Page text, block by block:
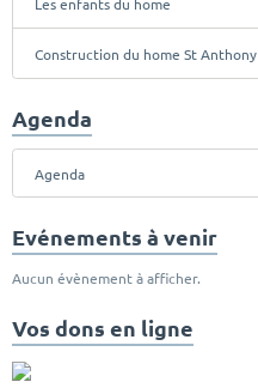
Construction du home St Anthony
Agenda
Agenda
Evénements à venir
Aucun évènement à afficher.
Vos dons en ligne